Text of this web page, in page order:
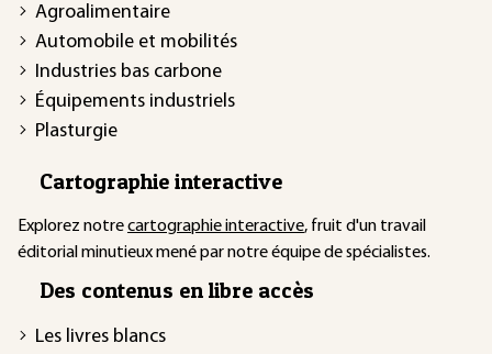
Agroalimentaire
Automobile et mobilités
Industries bas carbone
Équipements industriels
Plasturgie
Cartographie interactive
Explorez notrecartographie interactive, fruit d'un travail
éditorial minutieux mené par notre équipe de spécialistes.
Des contenus en libre accès
Les livres blancs